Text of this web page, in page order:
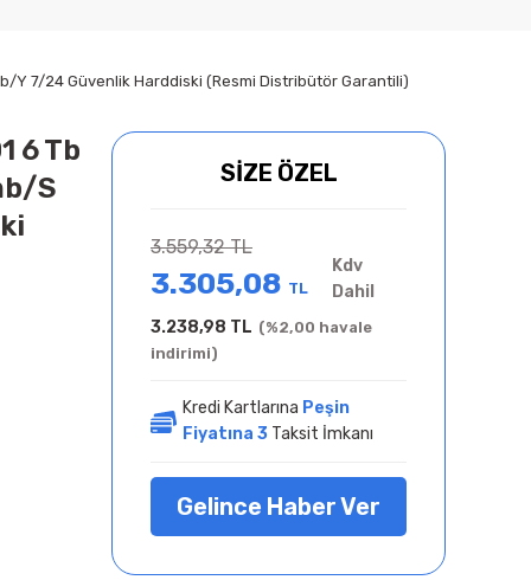
Y 7/24 Güvenlik Harddiski (Resmi Distribütör Garantili)
6 Tb
S
SİZE ÖZEL
3.559,32 TL
3.305,08 TL
Kdv
Dahil
3.238,98 TL (%2,00 havale
indirimi)
Kredi Kartlarına Peşin
Fiyatına 3 Taksit İmkanı
Gelince Haber Ver